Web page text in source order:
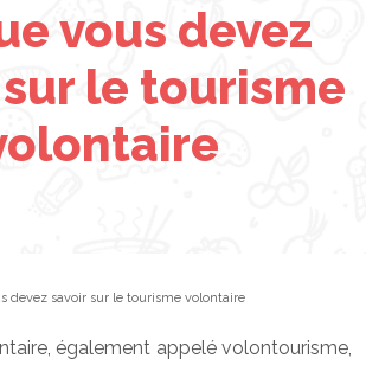
vous devez
le tourisme
devez savoir sur le tourisme volontaire
également appelé volontourisme,